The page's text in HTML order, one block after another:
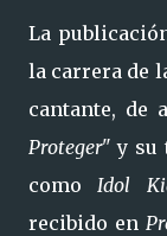
La
la carrera de
cantante, de
Proteger" y su
comoIdol
recibido en